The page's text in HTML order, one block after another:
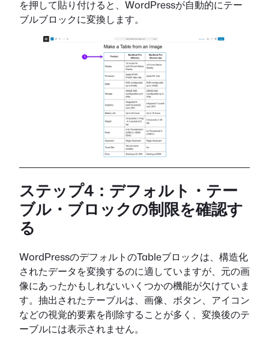
を押して貼り付けると、WordPressが自動的にテー
ブルブロックに変換します。
ステップ4：デフォルト・テー
ブル・ブロックの制限を確認す
る
WordPressのデフォルトのTableブロックは、構造化
されたデータを変換するのに適していますが、元の画
像にあったかもしれないいくつかの機能が欠けていま
す。抽出されたテーブルは、画像、ボタン、アイコン
などの視覚的要素を削除することが多く、変換後のテ
ーブルには表示されません。